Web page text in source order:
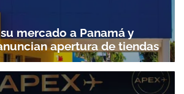
mercado a Panamá y
apertura de tiendas